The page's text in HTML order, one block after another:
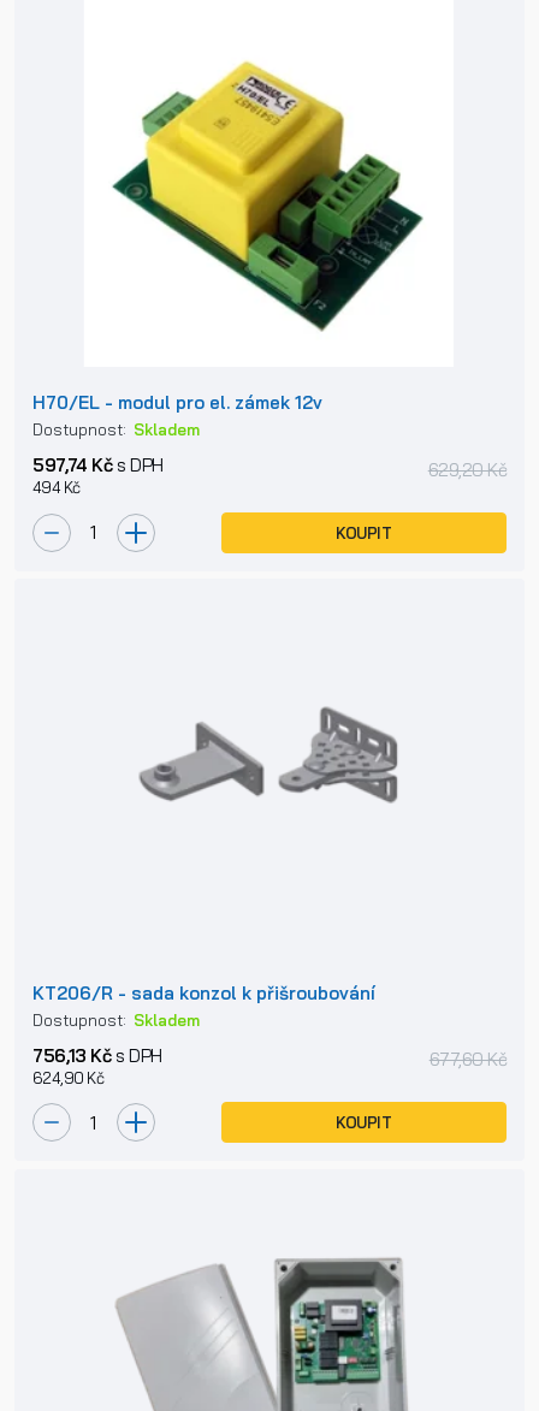
H70/EL - modul pro el. zámek 12v
Dostupnost: Skladem
597,74 Kčs DPH
494 Kč
629,20 Kč
KOUPIT
KT206/R - sada konzol k přišroubování
Dostupnost: Skladem
756,13 Kčs DPH
624,90 Kč
677,60 Kč
KOUPIT